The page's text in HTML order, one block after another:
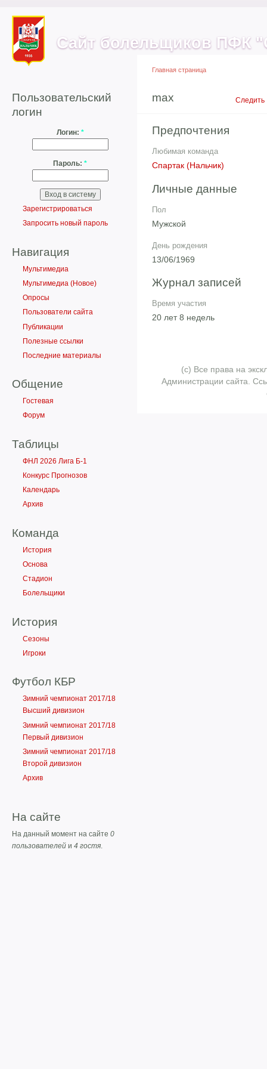
Сайт болельщиков ПФК
Пользовательский
логин
Логин: *
Пароль: *
Зарегистрироваться
Запросить новый пароль
Навигация
Мультимедиа
Мультимедиа (Новое)
Опросы
Пользователи сайта
Публикации
Полезные ссылки
Последние материалы
Общение
Гостевая
Форум
Таблицы
ФНЛ 2026 Лига Б-1
Конкурс Прогнозов
Календарь
Архив
Команда
История
Основа
Стадион
Болельщики
История
Сезоны
Игроки
Футбол КБР
Зимний чемпионат 2017/18
Высший дивизион
Зимний чемпионат 2017/18
Первый дивизион
Зимний чемпионат 2017/18
Второй дивизион
Архив
На сайте
На данный момент на сайте 0
пользователей и 4 гостя.
Главная страница
max Следить
Предпочтения
Любимая команда
Спартак (Нальчик)
Личные данные
Пол
Мужской
День рождения
13/06/1969
Журнал записей
Время участия
20 лет 8 недель
(с) Все права на
Администрации сайта.